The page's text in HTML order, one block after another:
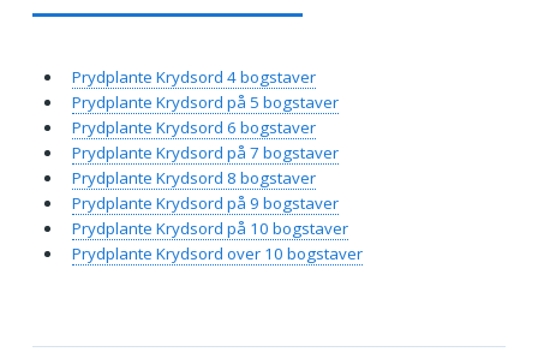
Prydplante Krydsord 4 bogstaver
Prydplante Krydsord på 5 bogstaver
Prydplante Krydsord 6 bogstaver
Prydplante Krydsord på 7 bogstaver
Prydplante Krydsord 8 bogstaver
Prydplante Krydsord på 9 bogstaver
Prydplante Krydsord på 10 bogstaver
Prydplante Krydsord over 10 bogstaver